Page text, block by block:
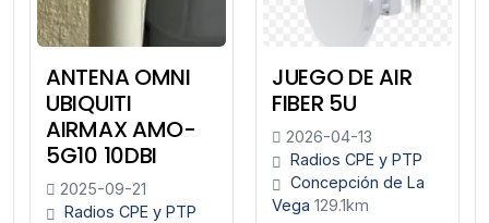
ANTENA OMNI
UBIQUITI
AIRMAX AMO-
5G10 10DBI
2025-09-21
Radios CPE y PTP
JUEGO DE AIR
FIBER 5U
2026-04-13
Radios CPE y PTP
Concepción de La
Vega 129.1km